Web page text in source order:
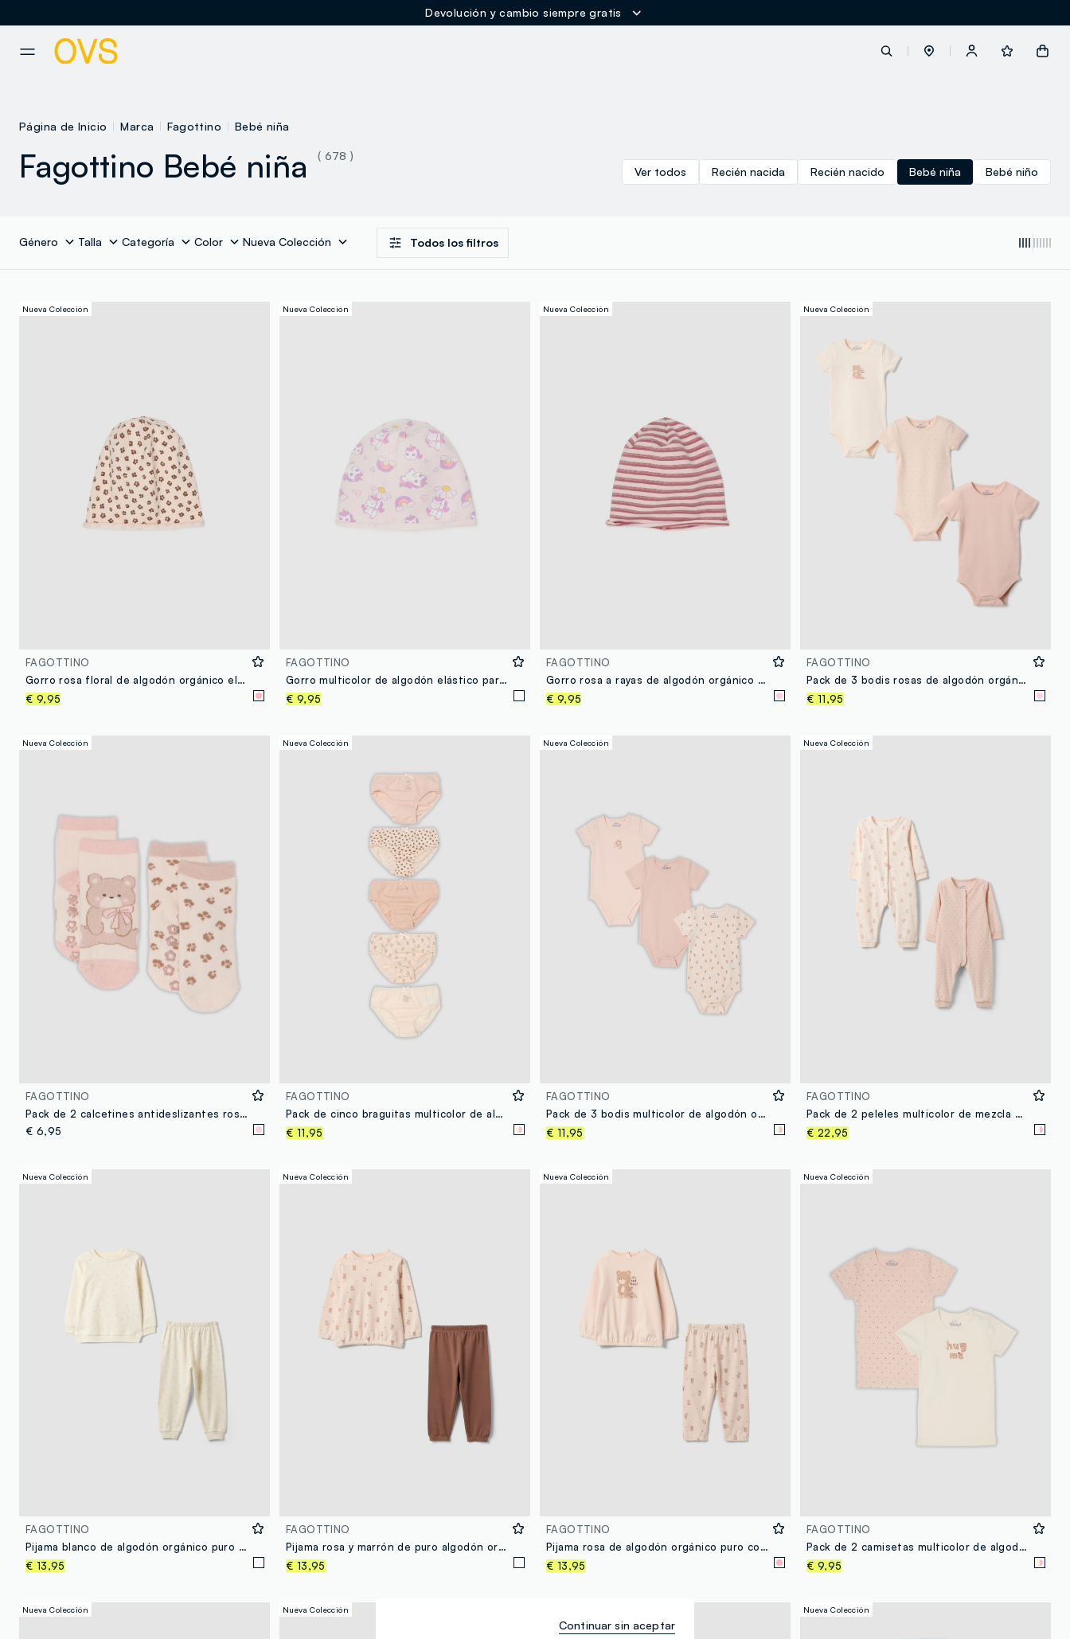
Devolución y cambio siempre gratis
button.loginandregister
loyalty.euro.points
loyalty.guest.message
loyalty.guest.discoverpagelink
Página de Inicio Marca Fagottino Bebé niña
Fagottino Bebé niña
( 678 )
Ver todos
Recién nacida Recién nacido Bebé niña Bebé niño
Género Talla Categoría Color Nueva Colección Todos los filtros
Nueva Colección
FAGOTTINO
Gorro rosa floral de algodón orgánico elástico para bebé niña
€ 9,95
Nueva Colección
FAGOTTINO
Gorro multicolor de algodón elástico para niña con estampados
€ 9,95
Nueva Colección
FAGOTTINO
Gorro rosa a rayas de algodón orgánico elástico para bebé niña
€ 9,95
Nueva Colección
FAGOTTINO
Pack de 3 bodis rosas de algodón orgánico con cuello redondo para bebé niña
€ 11,95
Nueva Colección
FAGOTTINO
Pack de 2 calcetines antideslizantes rosas de algodón orgánico
€ 6,95
Nueva Colección
FAGOTTINO
Pack de cinco braguitas multicolor de algodón orgánico puro para bebé niña
€ 11,95
Nueva Colección
FAGOTTINO
Pack de 3 bodis multicolor de algodón orgánico puro con estampado para bebé niña
€ 11,95
Nueva Colección
FAGOTTINO
Pack de 2 peleles multicolor de mezcla de algodón para bebé niña
€ 22,95
Nueva Colección
FAGOTTINO
Pijama blanco de algodón orgánico puro con cuello redondo para bebés
€ 13,95
Nueva Colección
FAGOTTINO
Pijama rosa y marrón de puro algodón orgánico con cuello redondo para bebé niña
€ 13,95
Nueva Colección
FAGOTTINO
Pijama rosa de algodón orgánico puro con estampado de osito para bebé niña
€ 13,95
Nueva Colección
FAGOTTINO
Pack de 2 camisetas multicolor de algodón orgánico con cuello redondo y estampado
€ 9,95
Nueva Colección Nueva Colección Nueva Colección
Continuar sin aceptar